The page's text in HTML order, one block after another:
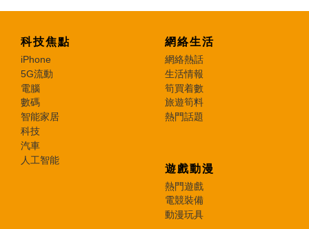
科技焦點
iPhone
5G流動
電腦
數碼
智能家居
科技
汽車
人工智能
網絡生活
網絡熱話
生活情報
筍買着數
旅遊筍料
熱門話題
遊戲動漫
熱門遊戲
電競裝備
動漫玩具